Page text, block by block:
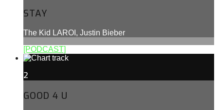
STAY
The Kid LAROI, Justin Bieber
[PODCAST]
2
GOOD 4 U